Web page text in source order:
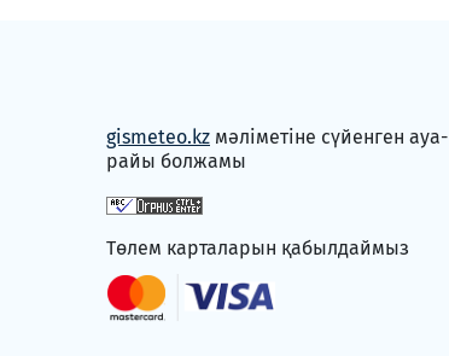
gismeteo.kz мәліметіне сүйенген ауа-
райы болжамы
Төлем карталарын қабылдаймыз